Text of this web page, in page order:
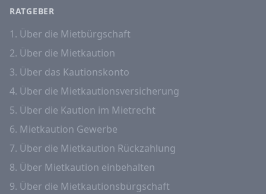
RATGEBER
1. Über die Mietbürgschaft
2. Über die Mietkaution
3. Über das Kautionskonto
4. Über die Mietkautionsversicherung
5. Über die Kaution im Mietrecht
6. Mietkaution Gewerbe
7. Über die Mietkaution Rückzahlung
8. Über Mietkaution einbehalten
9. Über die Mietkautionsbürgschaft